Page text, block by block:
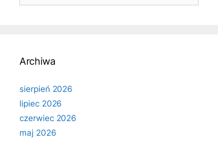
Archiwa
sierpień 2026
lipiec 2026
czerwiec 2026
maj 2026